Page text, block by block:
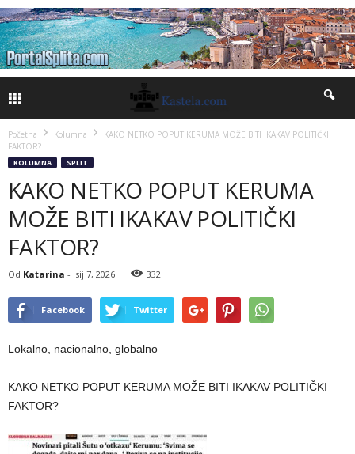
Početna Kolumna
KAKO NETKO POPUT KERUMA MOŽE BITI IKAKAV POLITIČKI
FAKTOR?
KOLUMNA SPLIT
KAKO NETKO POPUT KERUMA
MOŽE BITI IKAKAV POLITIČKI
FAKTOR?
Od Katarina - sij 7, 2026 332
Facebook Twitter
Lokalno, nacionalno, globalno
KAKO NETKO POPUT KERUMA MOŽE BITI IKAKAV POLITIČKI
FAKTOR?